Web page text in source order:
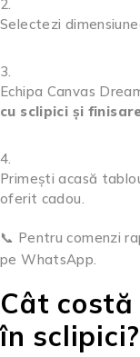
Selectezi
Echipa Canvas
cu sclipici și
Primești acasă
oferit cadou.
📞 Pentru comenzi
pe WhatsApp.
Cât
în sclipici?